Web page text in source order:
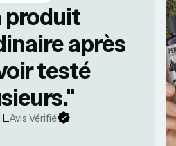
produit
après
testé
Avis Vérifié